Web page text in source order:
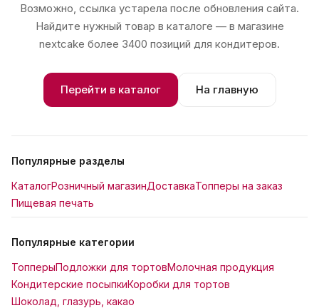
Возможно, ссылка устарела после обновления сайта.
Найдите нужный товар в каталоге — в магазине
nextcake более 3400 позиций для кондитеров.
Перейти в каталог На главную
Популярные разделы
КаталогРозничный магазинДоставкаТопперы на заказ
Пищевая печать
Популярные категории
ТопперыПодложки для тортовМолочная продукция
Кондитерские посыпкиКоробки для тортов
Шоколад, глазурь, какао